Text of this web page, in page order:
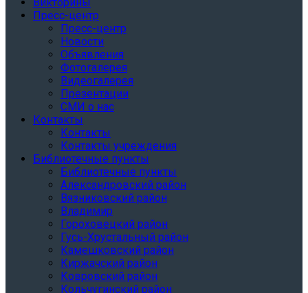
Викторины
Пресс-центр
Пресс-центр
Новости
Объявления
Фотогалерея
Видеогалерея
Презентации
СМИ о нас
Контакты
Контакты
Контакты учреждения
Библиотечные пункты
Библиотечные пункты
Александровский район
Вязниковский район
Владимир
Гороховецкий район
Гусь-Хрустальный район
Камешковский район
Киржачский район
Ковровский район
Кольчугинский район